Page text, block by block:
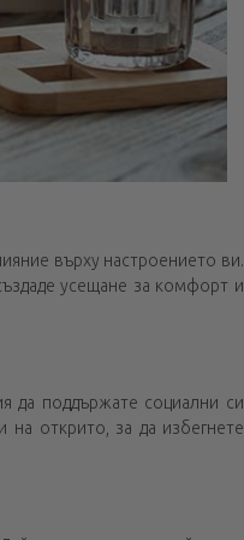
върху настроението ви.
усещане за комфорт и
да поддържате социални си
открито, за да избегнете